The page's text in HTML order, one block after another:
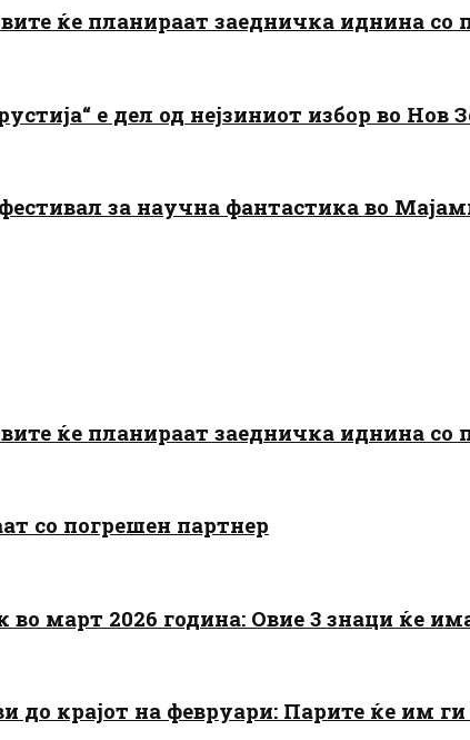
ќе планираат заедничка иднина со
е дел од нејзиниот избор во Нов
за научна фантастика во
ќе планираат заедничка иднина со
со погрешен партнер
март 2026 година: Овие 3 знаци ќе
до крајот на февруари: Парите ќе им